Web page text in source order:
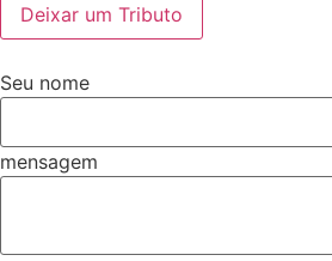
Deixar um Tributo
Seu nome
mensagem